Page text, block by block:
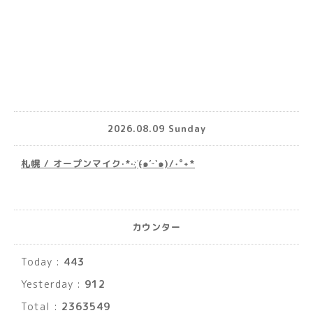
2026.08.09 Sunday
札幌 / オープンマイク·*· ҉(๑′ᵕ‵๑)/‧˚︎˖*
カウンター
Today : 443
Yesterday : 912
Total : 2363549